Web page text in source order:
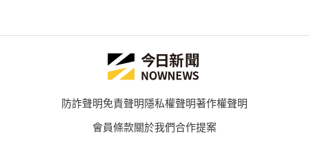
防詐聲明免責聲明隱私權聲明著作權聲明
會員條款關於我們合作提案